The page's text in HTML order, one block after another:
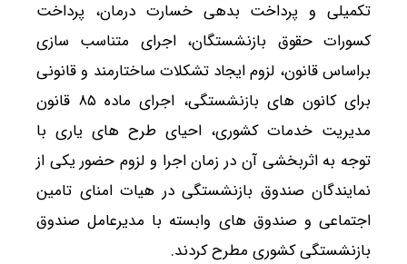
تکمیلی و پرداخت بدهی خسارت درمان، پرداخت
کسورات حقوق بازنشستگان، اجرای متناسب سازی
براساس قانون، لزوم ایجاد تشکلات ساختارمند و قانونی
برای کانون های بازنشستگی، اجرای ماده ۸۵ قانون
مدیریت خدمات کشوری، احیای طرح های یاری با
توجه به اثربخشی آن در زمان اجرا و لزوم حضور یکی از
نمایندگان صندوق بازنشستگی در هیات امنای تامین
اجتماعی و صندوق های وابسته با مدیرعامل صندوق
بازنشستگی کشوری مطرح کردند.